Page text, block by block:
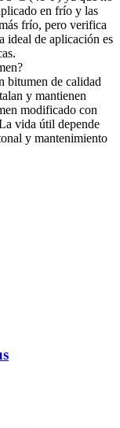
en frío y las
frío, pero verifica
ideal de aplicación es
bitumen de calidad
y mantienen
modificado con
vida útil depende
y mantenimiento